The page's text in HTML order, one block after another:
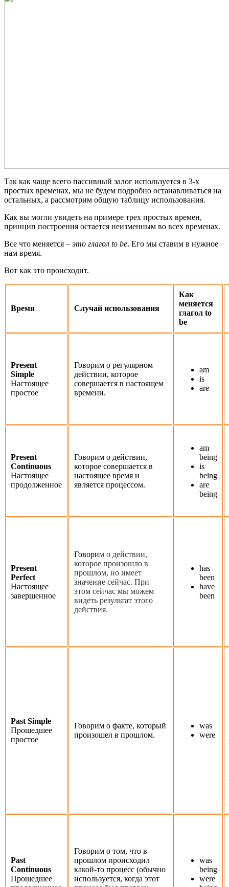
Так как чаще всего пассивный залог используется в 3-х
простых временах, мы не будем подробно останавливаться на
остальных, а рассмотрим общую таблицу использования.
Как вы могли увидеть на примере трех простых времен,
принцип построения остается неизменным во всех временах.
Все что меняется – это глагол to be. Его мы ставим в нужное
нам время.
Вот как это происходит.
Время Случай использования
Как
меняется
глагол to
be
Present
Simple
Настоящее
простое
Говорим о регулярном
действии, которое
совершается в настоящем
времени.
am
is
are
Present
Continuous
Настоящее
продолженное
Говорим о действии,
которое совершается в
настоящее время и
является процессом.
am
being
is
being
are
being
Present
Perfect
Настоящее
завершенное
Говорим о действии,
которое произошло в
прошлом, но имеет
значение сейчас. При
этом сейчас мы можем
видеть результат этого
действия.
has
been
have
been
Past Simple
Прошедшее
простое
Говорим о факте, который
произошел в прошлом.
was
were
Past
Continuous
Прошедшее
Говорим о том, что в
прошлом происходил
какой-то процесс (обычно
используется, когда этот
was
being
were